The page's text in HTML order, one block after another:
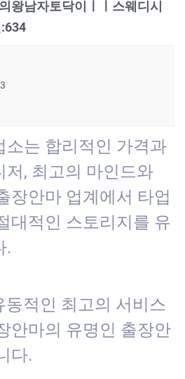
왕남자토닥이ㅣㅣ스웨디시
소는 합리적인 가격과
저, 최고의 마인드와
장안마 업계에서 타업
대적인 스토리지를 유
.
동적인 최고의 서비스
안마의 유명인 출장안
다.